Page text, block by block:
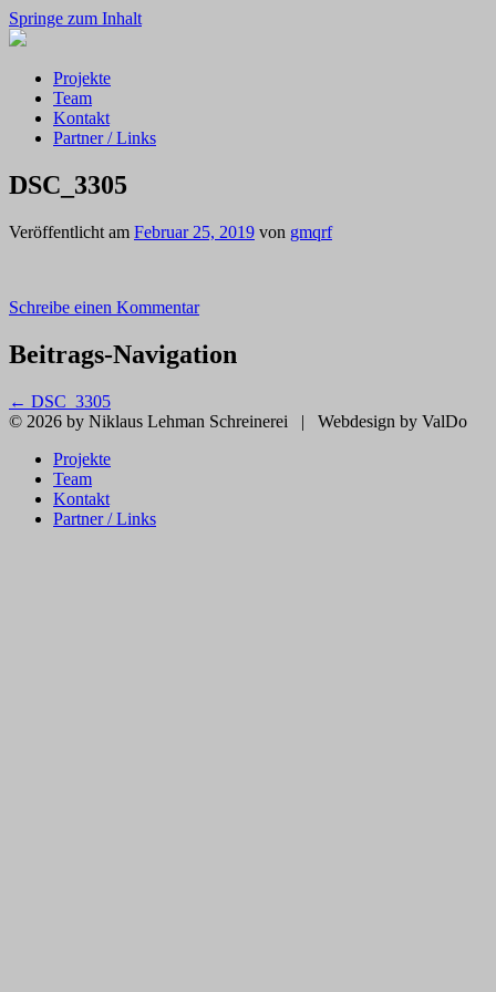
Springe zum Inhalt
Projekte
Team
Kontakt
Partner / Links
DSC_3305
Veröffentlicht am Februar 25, 2019 von gmqrf
Schreibe einen Kommentar
Beitrags-Navigation
← DSC_3305
© 2026 by Niklaus Lehman Schreinerei
| Webdesign by ValDo
Projekte
Team
Kontakt
Partner / Links